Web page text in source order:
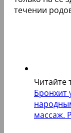
течении
Читайте
Бронхит
массаж.